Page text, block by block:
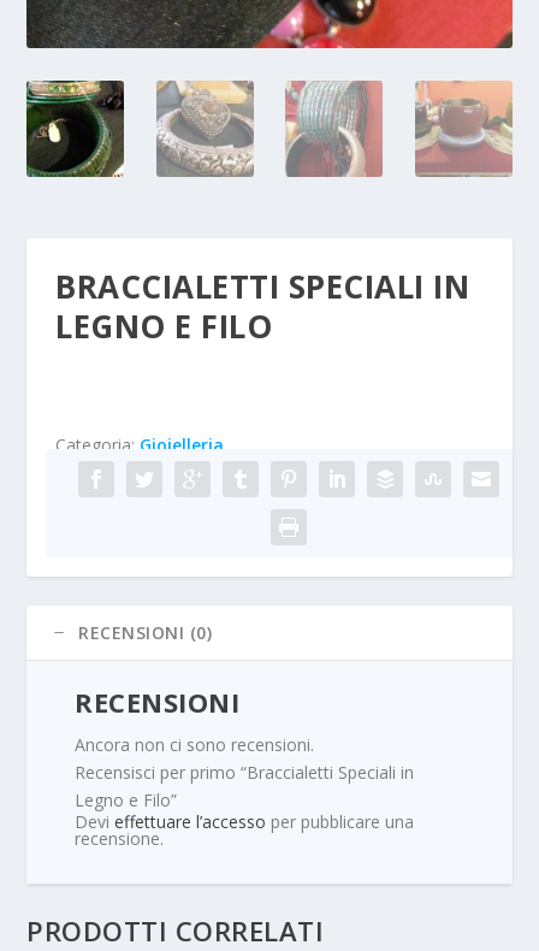
BRACCIALETTI SPECIALI IN
LEGNO E FILO
Categoria: Gioielleria
RECENSIONI (0)
RECENSIONI
Ancora non ci sono recensioni.
Recensisci per primo “Braccialetti Speciali in
Legno e Filo”
Devieffettuare l’accesso per pubblicare una
recensione.
PRODOTTI CORRELATI